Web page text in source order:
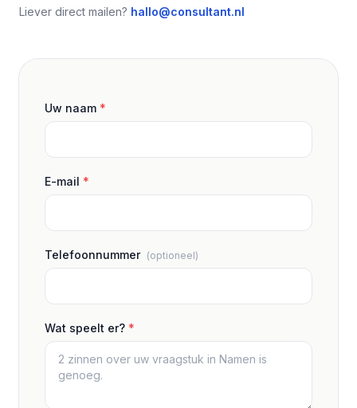
Liever direct mailen? hallo@consultant.nl
Uw naam *
E-mail *
Telefoonnummer (optioneel)
Wat speelt er? *